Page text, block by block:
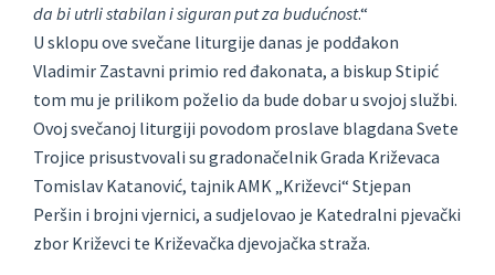
da bi utrli stabilan i siguran put za budućnost.“
U sklopu ove svečane liturgije danas je podđakon
Vladimir Zastavni primio red đakonata, a biskup Stipić
tom mu je prilikom poželio da bude dobar u svojoj službi.
Ovoj svečanoj liturgiji povodom proslave blagdana Svete
Trojice prisustvovali su gradonačelnik Grada Križevaca
Tomislav Katanović, tajnik AMK „Križevci“ Stjepan
Peršin i brojni vjernici, a sudjelovao je Katedralni pjevački
zbor Križevci te Križevačka djevojačka straža.